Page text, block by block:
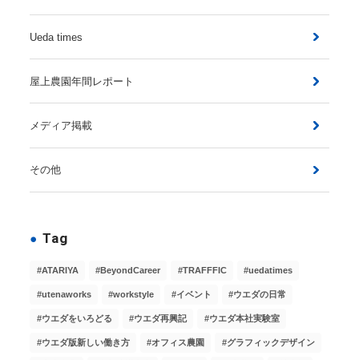
Ueda times
屋上農園年間レポート
メディア掲載
その他
Tag
ATARIYA BeyondCareer TRAFFFIC uedatimes
utenaworks workstyle イベント ウエダの日常
ウエダをいろどる ウエダ再興記 ウエダ本社実験室
ウエダ版新しい働き方 オフィス農園 グラフィックデザイン